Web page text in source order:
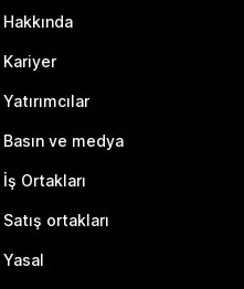
Hakkında
Kariyer
Yatırımcılar
Basın ve medya
İş Ortakları
Satış ortakları
Yasal